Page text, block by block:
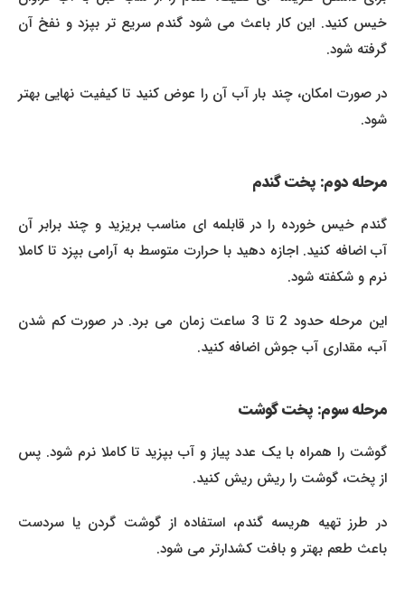
خیس کنید. این کار باعث می شود گندم سریع تر بپزد و نفخ آن
گرفته شود.
در صورت امکان، چند بار آب آن را عوض کنید تا کیفیت نهایی بهتر
شود.
مرحله دوم: پخت گندم
گندم خیس خورده را در قابلمه ای مناسب بریزید و چند برابر آن
آب اضافه کنید. اجازه دهید با حرارت متوسط به آرامی بپزد تا کاملا
نرم و شکفته شود.
این مرحله حدود 2 تا 3 ساعت زمان می برد. در صورت کم شدن
آب، مقداری آب جوش اضافه کنید.
مرحله سوم: پخت گوشت
گوشت را همراه با یک عدد پیاز و آب بپزید تا کاملا نرم شود. پس
از پخت، گوشت را ریش ریش کنید.
در طرز تهیه هریسه گندم، استفاده از گوشت گردن یا سردست
باعث طعم بهتر و بافت کشدارتر می شود.